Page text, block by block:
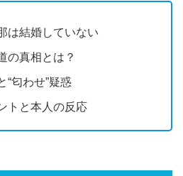
は結婚していない
の真相とは？
“匂わせ”疑惑
トと本人の反応